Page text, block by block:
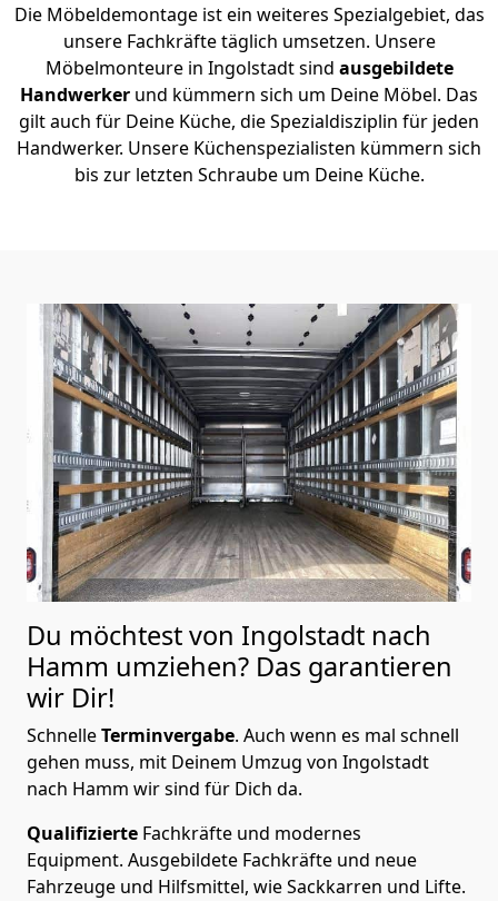
Die Möbeldemontage ist ein weiteres Spezialgebiet, das
unsere Fachkräfte täglich umsetzen. Unsere
Möbelmonteure in Ingolstadt sind ausgebildete
Handwerker und kümmern sich um Deine Möbel. Das
gilt auch für Deine Küche, die Spezialdisziplin für jeden
Handwerker. Unsere Küchenspezialisten kümmern sich
bis zur letzten Schraube um Deine Küche.
Du möchtest von Ingolstadt nach
Hamm umziehen? Das garantieren
wir Dir!
SchnelleTerminvergabe. Auch wenn es mal schnell
gehen muss, mit Deinem Umzug von Ingolstadt
nach Hamm wir sind für Dich da.
Qualifizierte Fachkräfte und modernes
Equipment. Ausgebildete Fachkräfte und neue
Fahrzeuge und Hilfsmittel, wie Sackkarren und Lifte.